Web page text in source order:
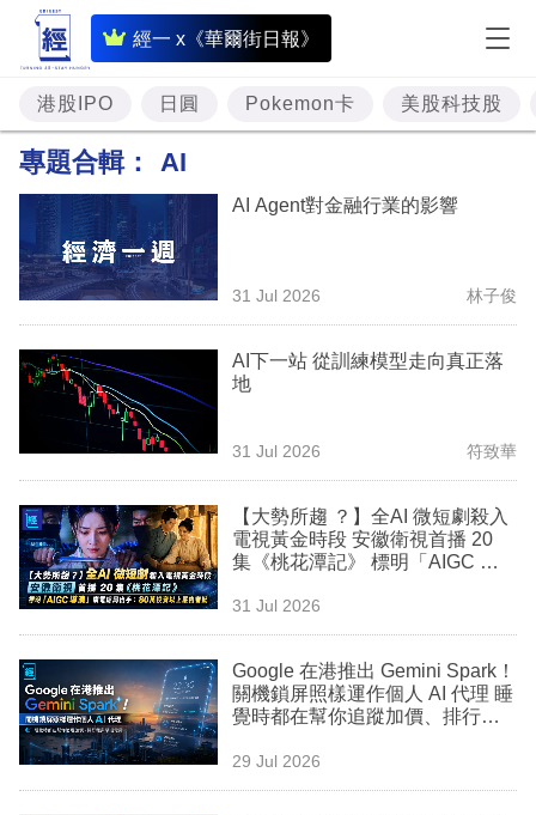
經一 x《華爾街日報》
即
時
財
經
題
投
資
樓
市
理
商
業
科
技
職
場
生
港股IPO 日圓 Pokemon卡 美股科技股
專題合輯： AI
AI Agent對金融行業的影響
31 Jul 2026 林子俊
AI下一站 從訓練模型走向真正落
地
31 Jul 2026 符致華
【大勢所趨 ？】全AI 微短劇殺入
電視黃金時段 安徽衛視首播 20
集《桃花潭記》 標明「AIGC 導
上嚴格審批
31 Jul 2026
Google 在港推出 Gemini Spark！
關機鎖屏照樣運作個人 AI 代理 睡
覺時都在幫你追蹤加價、排行程
29 Jul 2026